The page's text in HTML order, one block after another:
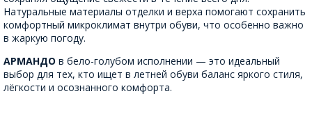
Натуральные материалы отделки и верха помогают сохранить
комфортный микроклимат внутри обуви, что особенно важно
в жаркую погоду.
АРМАНДО в бело-голубом исполнении — это идеальный
выбор для тех, кто ищет в летней обуви баланс яркого стиля,
лёгкости и осознанного комфорта.